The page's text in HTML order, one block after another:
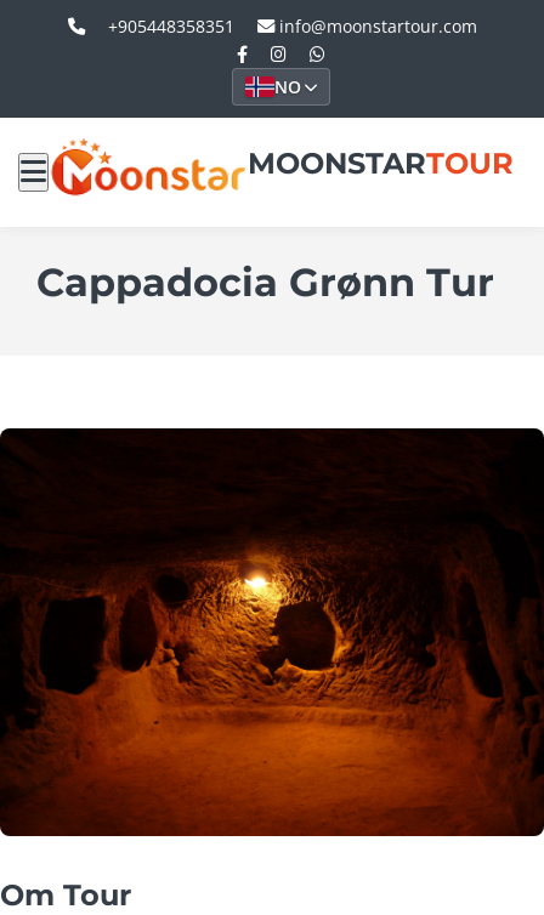
+905448358351 info@moonstartour.com
NO
MOONSTARTOUR
Cappadocia Grønn Tur
Om Tour